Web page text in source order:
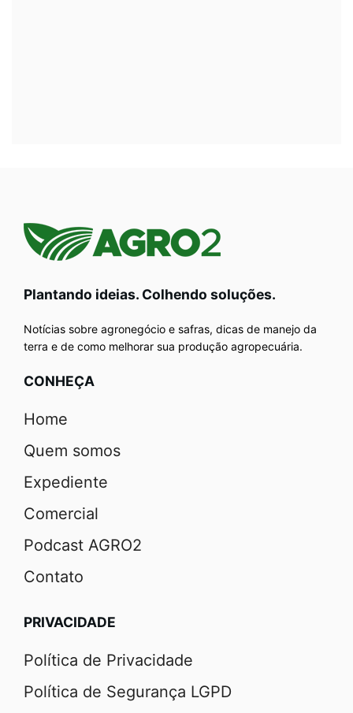
Plantando ideias. Colhendo soluções.
Notícias sobre agronegócio e safras, dicas de manejo da
terra e de como melhorar sua produção agropecuária.
CONHEÇA
Home
Quem somos
Expediente
Comercial
Podcast AGRO2
Contato
PRIVACIDADE
Política de Privacidade
Política de Segurança LGPD